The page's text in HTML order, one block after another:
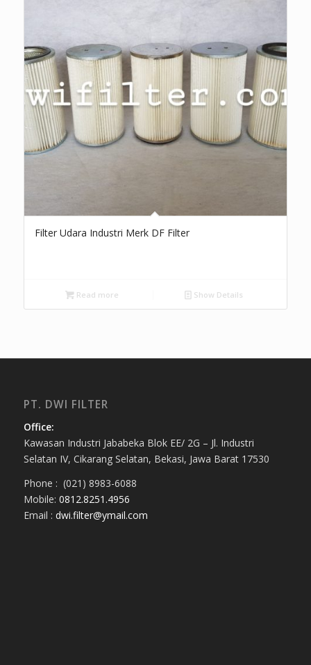
Filter Udara Industri Merk DF Filter
Read more Show Details
PT. DWI FILTER
Office:
Kawasan Industri Jababeka Blok EE/ 2G – Jl. Industri
Selatan IV, Cikarang Selatan, Bekasi, Jawa Barat 17530
Phone : (021) 8983-6088
Mobile: 0812.8251.4956
Email : dwi.filter@ymail.com